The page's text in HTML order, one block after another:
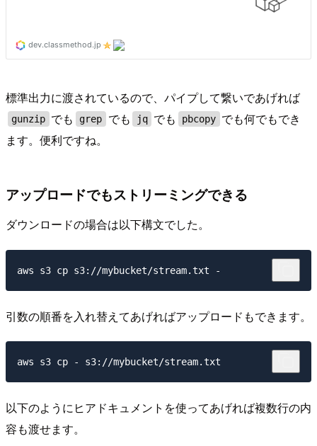
標準出力に渡されているので、パイプして繋いであげれば
gunzip でも grep でも jq でも pbcopy でも何でもでき
ます。便利ですね。
アップロードでもストリーミングできる
ダウンロードの場合は以下構文でした。
引数の順番を入れ替えてあげればアップロードもできます。
以下のようにヒアドキュメントを使ってあげれば複数行の内
容も渡せます。